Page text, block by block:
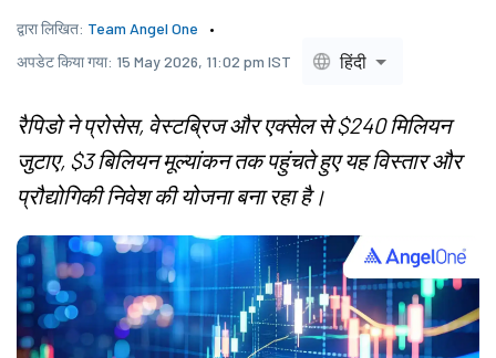
द्वारा लिखित: Team Angel One
अपडेट किया गया: 15 May 2026, 11:02 pm IST हिंदी
रैपिडो ने प्रोसेस, वेस्टब्रिज और एक्सेल से $240 मिलियन
जुटाए, $3 बिलियन मूल्यांकन तक पहुंचते हुए यह विस्तार और
प्रौद्योगिकी निवेश की योजना बना रहा है।